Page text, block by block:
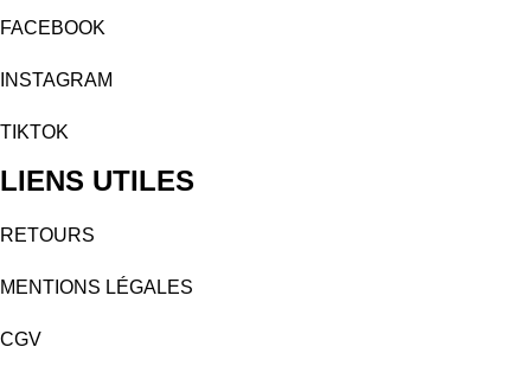
FACEBOOK
INSTAGRAM
TIKTOK
LIENS UTILES
RETOURS
MENTIONS LÉGALES
CGV